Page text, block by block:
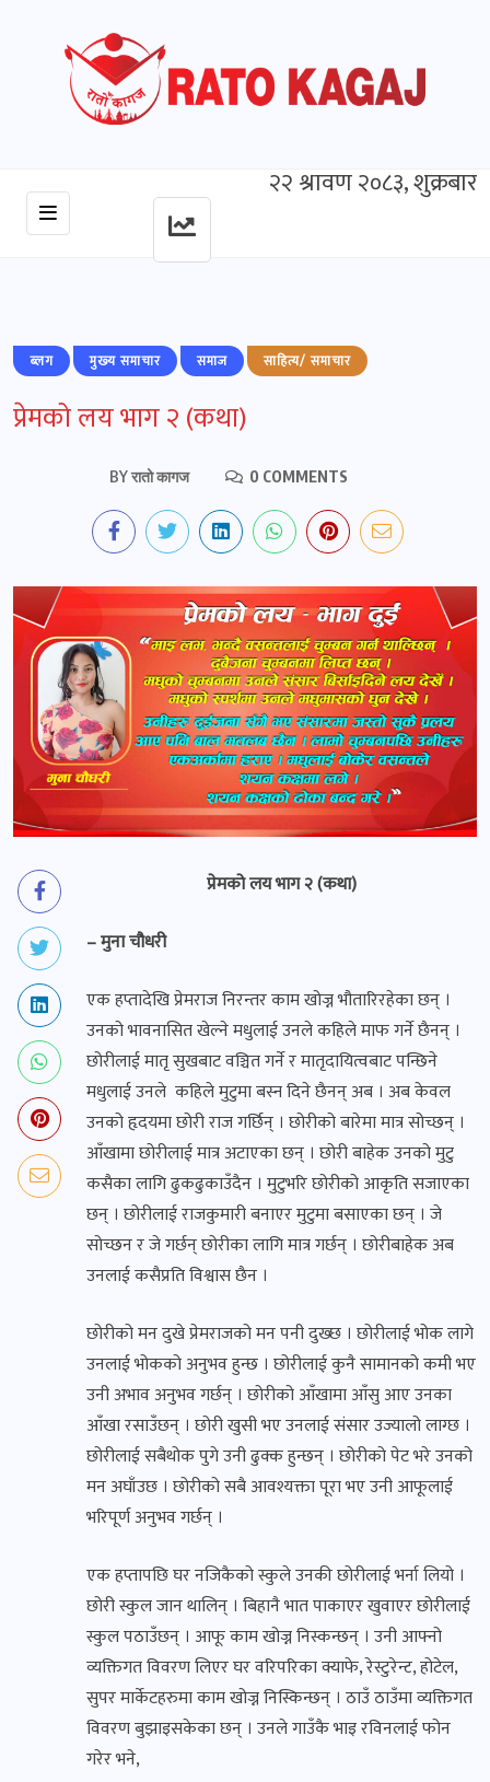
२२ श्रावण २०८३, शुक्रबार
ब्लग मुख्‍य समाचार समाज साहित्य/ समाचार
प्रेमको लय भाग २ (कथा)
BYरातो कागज 0 COMMENTS
प्रेमको लय भाग २ (कथा)
– मुना चौधरी
एक हप्तादेखि प्रेमराज निरन्तर काम खोज्न भौतारिरहेका छन् ।
उनको भावनासित खेल्ने मधुलाई उनले कहिले माफ गर्ने छैनन् ।
छोरीलाई मातृ सुखबाट वञ्चित गर्ने र मातृदायित्वबाट पन्छिने
मधुलाई उनले कहिले मुटुमा बस्न दिने छैनन् अब । अब केवल
उनको हृदयमा छोरी राज गर्छिन् । छोरीको बारेमा मात्र सोच्छन् ।
आँखामा छोरीलाई मात्र अटाएका छन् । छोरी बाहेक उनको मुटु
कसैका लागि ढुकढुकाउँदैन । मुटुभरि छोरीको आकृति सजाएका
छन् । छोरीलाई राजकुमारी बनाएर मुटुमा बसाएका छन् । जे
सोच्छन र जे गर्छन् छोरीका लागि मात्र गर्छन् । छोरीबाहेक अब
उनलाई कसैप्रति विश्वास छैन ।
छोरीको मन दुखे प्रेमराजको मन पनी दुख्छ । छोरीलाई भोक लागे
उनलाई भोकको अनुभव हुन्छ । छोरीलाई कुनै सामानको कमी भए
उनी अभाव अनुभव गर्छन् । छोरीको आँखामा आँसु आए उनका
आँखा रसाउँछन् । छोरी खुसी भए उनलाई संसार उज्यालो लाग्छ ।
छोरीलाई सबैथोक पुगे उनी ढुक्क हुन्छन् । छोरीको पेट भरे उनको
मन अघाँउछ । छोरीको सबै आवश्यक्ता पूरा भए उनी आफूलाई
भरिपूर्ण अनुभव गर्छन् ।
एक हप्तापछि घर नजिकैको स्कुले उनकी छोरीलाई भर्ना लियो ।
छोरी स्कुल जान थालिन् । बिहानै भात पाकाएर खुवाएर छोरीलाई
स्कुल पठाउँछन् । आफू काम खोज्न निस्कन्छन् । उनी आफ्नो
व्यक्तिगत विवरण लिएर घर वरिपरिका क्याफे, रेस्टुरेन्ट, होटेल,
सुपर मार्केटहरुमा काम खोज्न निस्किन्छन् । ठाउँ ठाउँमा व्यक्तिगत
विवरण बुझाइसकेका छन् । उनले गाउँकै भाइ रविनलाई फोन
गरेर भने,